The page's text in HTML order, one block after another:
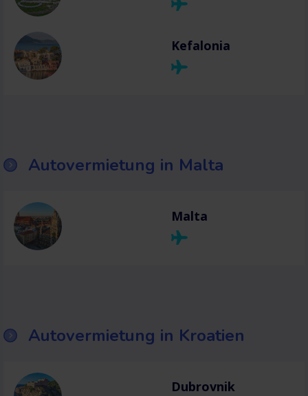
Kefalonia
Autovermietung in Malta
Malta
Autovermietung in Kroatien
Dubrovnik